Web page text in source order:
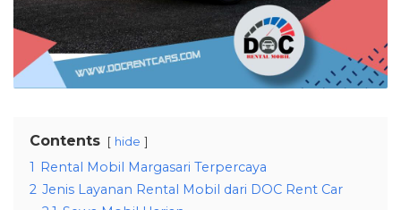
Contents hide
1 Rental Mobil Margasari Terpercaya
2 Jenis Layanan Rental Mobil dari DOC Rent Car